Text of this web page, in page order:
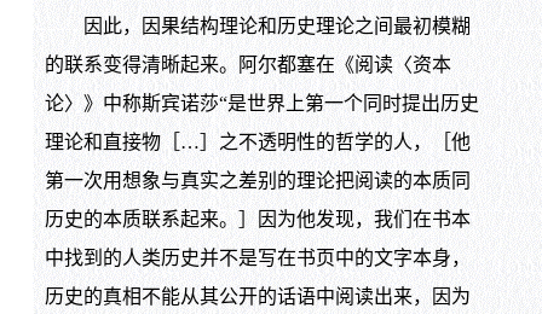
因此，因果结构理论和历史理论之间最初模糊
的联系变得清晰起来。阿尔都塞在《阅读〈资本
论〉》中称斯宾诺莎“是世界上第一个同时提出历史
理论和直接物［…］之不透明性的哲学的人，［他
第一次用想象与真实之差别的理论把阅读的本质同
历史的本质联系起来。］因为他发现，我们在书本
中找到的人类历史并不是写在书页中的文字本身，
历史的真相不能从其公开的话语中阅读出来，因为